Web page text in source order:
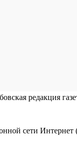
редакция
сети Интернет